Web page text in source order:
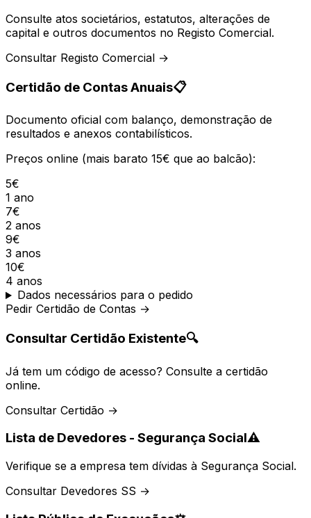
Consulte atos societários, estatutos, alterações de
capital e outros documentos no Registo Comercial.
Consultar Registo Comercial →
Certidão de Contas Anuais📋
Documento oficial com balanço, demonstração de
resultados e anexos contabilísticos.
Preços online (mais barato 15€ que ao balcão):
5€
1 ano
7€
2 anos
9€
3 anos
10€
4 anos
Dados necessários para o pedido
Pedir Certidão de Contas →
Consultar Certidão Existente🔍
Já tem um código de acesso? Consulte a certidão
online.
Consultar Certidão →
Lista de Devedores - Segurança Social⚠️
Verifique se a empresa tem dívidas à Segurança Social.
Consultar Devedores SS →